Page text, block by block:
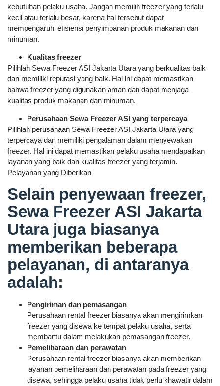
kebutuhan pelaku usaha. Jangan memilih freezer yang terlalu
kecil atau terlalu besar, karena hal tersebut dapat
mempengaruhi efisiensi penyimpanan produk makanan dan
minuman.
Kualitas freezer
Pilihlah Sewa Freezer ASI Jakarta Utara yang berkualitas baik
dan memiliki reputasi yang baik. Hal ini dapat memastikan
bahwa freezer yang digunakan aman dan dapat menjaga
kualitas produk makanan dan minuman.
Perusahaan Sewa Freezer ASI yang terpercaya
Pilihlah perusahaan Sewa Freezer ASI Jakarta Utara yang
terpercaya dan memiliki pengalaman dalam menyewakan
freezer. Hal ini dapat memastikan pelaku usaha mendapatkan
layanan yang baik dan kualitas freezer yang terjamin.
Pelayanan yang Diberikan
Selain penyewaan freezer,
Sewa Freezer ASI Jakarta
Utara juga biasanya
memberikan beberapa
pelayanan, di antaranya
adalah:
Pengiriman dan pemasangan
Perusahaan rental freezer biasanya akan mengirimkan
freezer yang disewa ke tempat pelaku usaha, serta
membantu dalam melakukan pemasangan freezer.
Pemeliharaan dan perawatan
Perusahaan rental freezer biasanya akan memberikan
layanan pemeliharaan dan perawatan pada freezer yang
disewa, sehingga pelaku usaha tidak perlu khawatir dalam